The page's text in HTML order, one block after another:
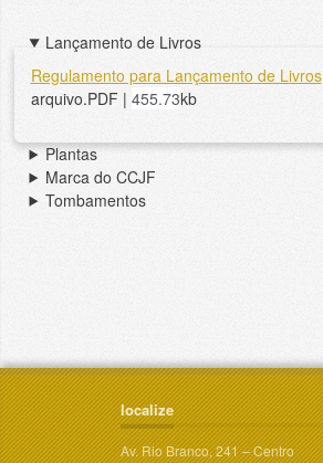
Lançamento de Livros
Regulamento para Lançamento de Livros
arquivo.PDF | 455.73kb
Plantas
Marca do CCJF
Tombamentos
localize
Av. Rio Branco, 241 – Centro